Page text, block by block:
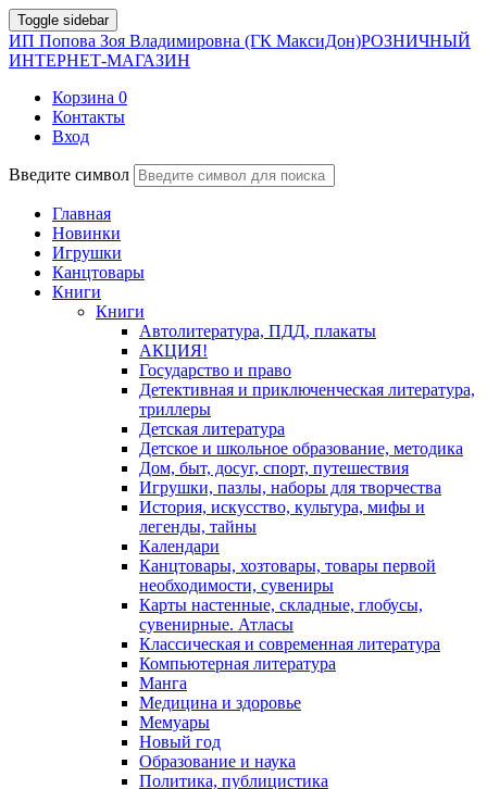
Toggle sidebar
ИП Попова Зоя Владимировна (ГК МаксиДон)РОЗНИЧНЫЙ
ИНТЕРНЕТ-МАГАЗИН
Корзина 0
Контакты
Вход
Введите символ
Главная
Новинки
Игрушки
Канцтовары
Книги
Книги
Автолитература, ПДД, плакаты
АКЦИЯ!
Государство и право
Детективная и приключенческая литература,
триллеры
Детская литература
Детское и школьное образование, методика
Дом, быт, досуг, спорт, путешествия
Игрушки, пазлы, наборы для творчества
История, искусство, культура, мифы и
легенды, тайны
Календари
Канцтовары, хозтовары, товары первой
необходимости, сувениры
Карты настенные, складные, глобусы,
сувенирные. Атласы
Классическая и современная литература
Компьютерная литература
Манга
Медицина и здоровье
Мемуары
Новый год
Образование и наука
Политика, публицистика